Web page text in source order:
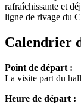
rafraîchissante et
ligne de rivage du
Calendrier
Point de départ :
La visite part du
Heure de départ :